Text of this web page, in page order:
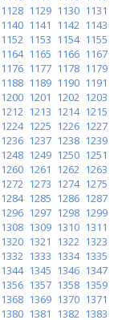
1128 1129 1130 1131
1140 1141 1142 1143
1152 1153 1154 1155
1164 1165 1166 1167
1176 1177 1178 1179
1188 1189 1190 1191
1200 1201 1202 1203
1212 1213 1214 1215
1224 1225 1226 1227
1236 1237 1238 1239
1248 1249 1250 1251
1260 1261 1262 1263
1272 1273 1274 1275
1284 1285 1286 1287
1296 1297 1298 1299
1308 1309 1310 1311
1320 1321 1322 1323
1332 1333 1334 1335
1344 1345 1346 1347
1356 1357 1358 1359
1368 1369 1370 1371
1380 1381 1382 1383